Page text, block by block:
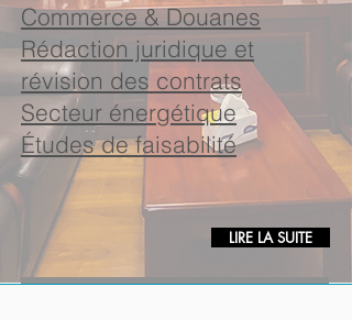
Commerce & Douanes
Rédaction juridique et
révision des contrats
Secteur énergétique
Études de faisabilité
LIRE LA SUITE